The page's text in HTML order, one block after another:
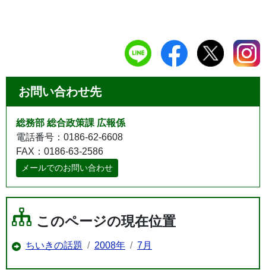
お問い合わせ先
総務部 総合政策課 広報係
電話番号：0186-62-6608
FAX：0186-63-2586
メールでのお問い合わせ
このページの現在位置
ちいきの話題 2008年 7月